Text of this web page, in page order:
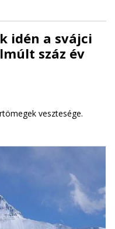
idén a svájci
száz év
vesztesége.